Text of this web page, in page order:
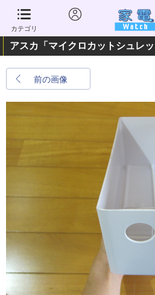
カテゴリ
アスカ「マイクロカットシュレッ
前の画像